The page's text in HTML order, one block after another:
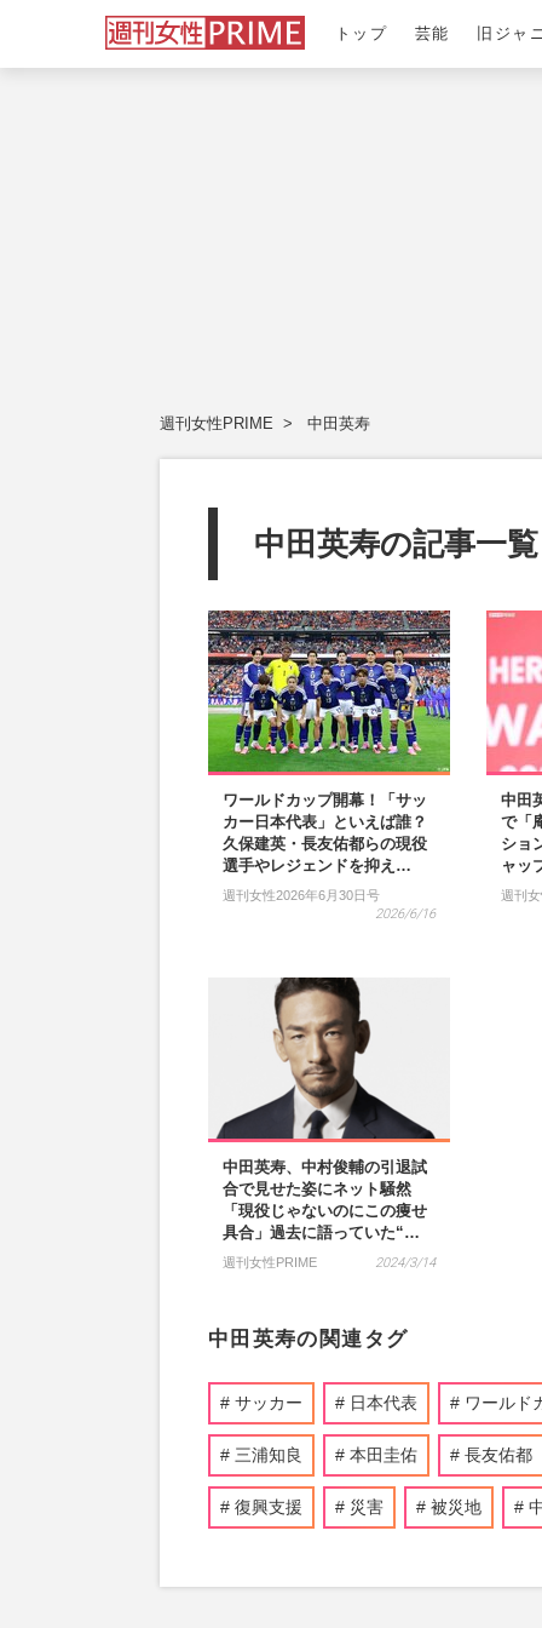
トップ 芸能 旧ジャ
週刊女性PRIME 中田英寿
中田英寿の記事一覧
ワールドカップ開幕！「サッ
カー日本代表」といえば誰？
久保建英・長友佑都らの現役
選手やレジェンドを抑え…
週刊女性2026年6月30日号
2026/6/16
中田
で「
ショ
ャッ
週刊
中田英寿、中村俊輔の引退試
合で見せた姿にネット騒然
「現役じゃないのにこの痩せ
具合」過去に語っていた“…
週刊女性PRIME 2024/3/14
中田英寿の関連タグ
サッカー 日本代表 ワールド
三浦知良 本田圭佑 長友佑都
復興支援 災害 被災地